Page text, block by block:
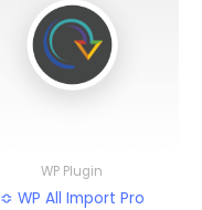
WP Plugin
≎ WP All Import Pro